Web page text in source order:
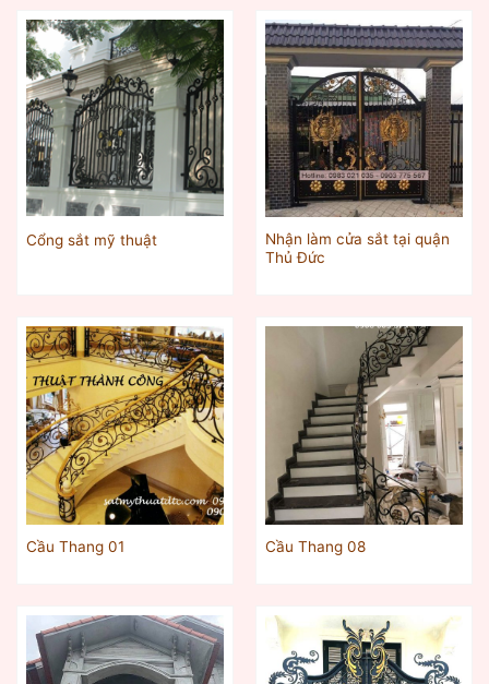
Cổng sắt mỹ thuật
Nhận làm cửa sắt tại quận
Thủ Đức
Cầu Thang 01 Cầu Thang 08